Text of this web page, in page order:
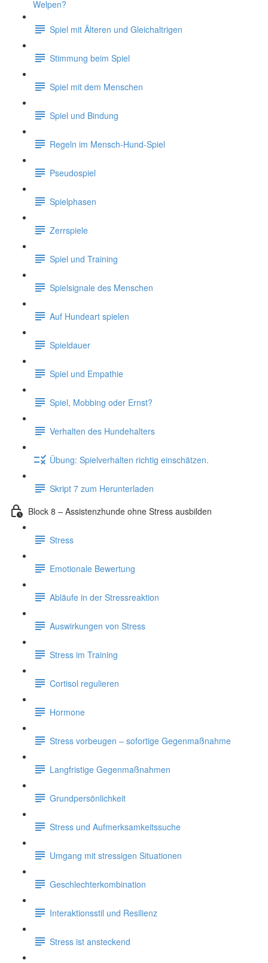
Welpen?
Spiel mit Älteren und Gleichaltrigen
Stimmung beim Spiel
Spiel mit dem Menschen
Spiel und Bindung
Regeln im Mensch-Hund-Spiel
Pseudospiel
Spielphasen
Zerrspiele
Spiel und Training
Spielsignale des Menschen
Auf Hundeart spielen
Spieldauer
Spiel und Empathie
Spiel, Mobbing oder Ernst?
Verhalten des Hundehalters
Übung: Spielverhalten richtig einschätzen.
Skript 7 zum Herunterladen
Block 8 – Assistenzhunde ohne Stress ausbilden
Stress
Emotionale Bewertung
Abläufe in der Stressreaktion
Auswirkungen von Stress
Stress im Training
Cortisol regulieren
Hormone
Stress vorbeugen – sofortige Gegenmaßnahme
Langfristige Gegenmaßnahmen
Grundpersönlichkeit
Stress und Aufmerksamkeitssuche
Umgang mit stressigen Situationen
Geschlechterkombination
Interaktionsstil und Resilienz
Stress ist ansteckend